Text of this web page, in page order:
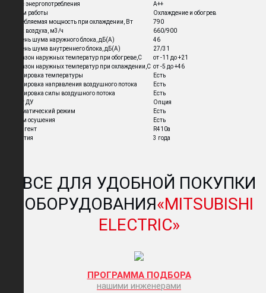
Класс энергопотребления
A++
Режим работы
Охлаждение и обогрев
Потребляемая мощность при охлаждении, Вт
790
Поток воздуха, м3/ч
660/900
Уровень шума наружного блока, дБ(А)
46
Уровень шума внутреннего блока, дБ(А)
27/31
Диапазон наружных температур при обогреве,C
от -11 до +21
Диапазон наружных температур при охлаждении,C от -5 до +46
Регулировка температуры
Есть
Регулировка направления воздушного потока
Есть
Регулировка силы воздушного потока
Есть
Пульт ДУ
Опция
Автоматический режим
Есть
Режим осушения
Есть
Хладагент
R410a
Гарантия
3 года
ВСЕ ДЛЯ УДОБНОЙ ПОКУПКИ
ОБОРУДОВАНИЯ«MITSUBISHI
ELECTRIC»
ПРОГРАММА ПОДБОРА
нашими инженерами